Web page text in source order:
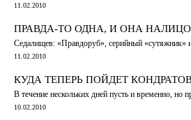
11.02.2010
ПРАВДА-ТО ОДНА, И ОНА НАЛИЦО
Седалищев: «Правдоруб», серийный «сутяжник»
11.02.2010
КУДА ТЕПЕРЬ ПОЙДЕТ
В течение нескольких дней пусть и временно, но
10.02.2010